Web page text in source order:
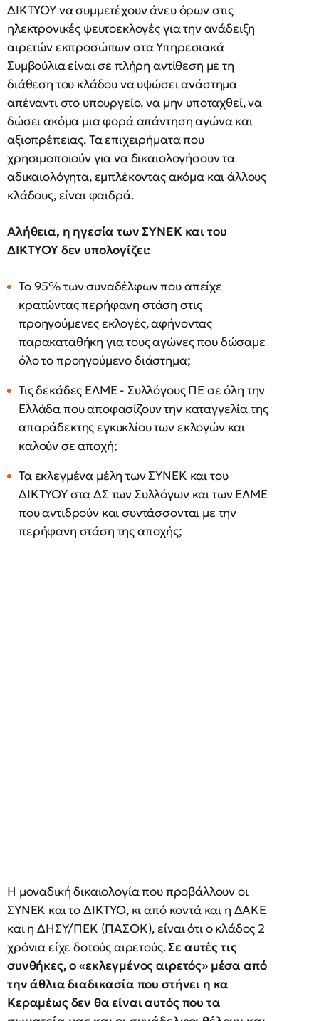
ΔΙΚΤΥΟΥ να συμμετέχουν άνευ όρων στις
ηλεκτρονικές ψευτοεκλογές για την ανάδειξη
αιρετών εκπροσώπων στα Υπηρεσιακά
Συμβούλια είναι σε πλήρη αντίθεση με τη
διάθεση του κλάδου να υψώσει ανάστημα
απέναντι στο υπουργείο, να μην υποταχθεί, να
δώσει ακόμα μια φορά απάντηση αγώνα και
αξιοπρέπειας. Τα επιχειρήματα που
χρησιμοποιούν για να δικαιολογήσουν τα
αδικαιολόγητα, εμπλέκοντας ακόμα και άλλους
κλάδους, είναι φαιδρά.
Αλήθεια, η ηγεσία των ΣΥΝΕΚ και του
ΔΙΚΤΥΟΥ δεν υπολογίζει:
Το 95% των συναδέλφων που απείχε
κρατώντας περήφανη στάση στις
προηγούμενες εκλογές, αφήνοντας
παρακαταθήκη για τους αγώνες που δώσαμε
όλο το προηγούμενο διάστημα;
Τις δεκάδες ΕΛΜΕ - Συλλόγους ΠΕ σε όλη την
Ελλάδα που αποφασίζουν την καταγγελία της
απαράδεκτης εγκυκλίου των εκλογών και
καλούν σε αποχή;
Τα εκλεγμένα μέλη των ΣΥΝΕΚ και του
ΔΙΚΤΥΟΥ στα ΔΣ των Συλλόγων και των ΕΛΜΕ
που αντιδρούν και συντάσσονται με την
περήφανη στάση της αποχής;
Η μοναδική δικαιολογία που προβάλλουν οι
ΣΥΝΕΚ και το ΔΙΚΤΥΟ, κι από κοντά και η ΔΑΚΕ
και η ΔΗΣΥ/ΠΕΚ (ΠΑΣΟΚ), είναι ότι ο κλάδος 2
χρόνια είχε δοτούς αιρετούς.Σε αυτές τις
συνθήκες, ο «εκλεγμένος αιρετός» μέσα από
την άθλια διαδικασία που στήνει η κα
Κεραμέως δεν θα είναι αυτός που τα